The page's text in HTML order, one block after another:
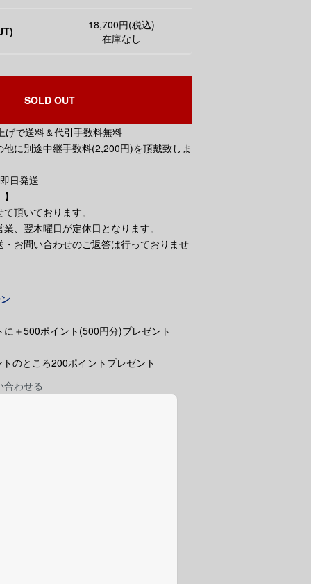
18,700円(税込)
在庫なし
SOLD OUT
げで送料＆代引手数料無料
に別途中継手数料(2,200円)を頂戴致しま
日発送
頂いております。
、翌木曜日が定休日となります。
お問い合わせのご返答は行っておりませ
＋500ポイント(500円分)プレゼント
のところ200ポイントプレゼント
合わせる